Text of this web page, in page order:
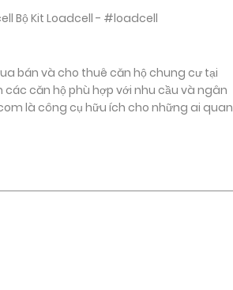
Bộ Kit Loadcell - #loadcell
bán và cho thuê căn hộ chung cư tại
các căn hộ phù hợp với nhu cầu và ngân
là công cụ hữu ích cho những ai quan